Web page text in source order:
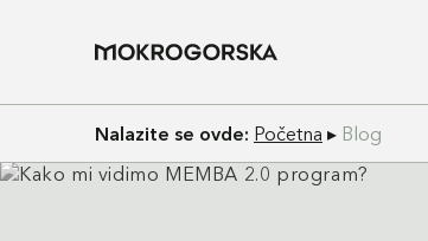
Nalazite se ovde: Početna ▸ Blog